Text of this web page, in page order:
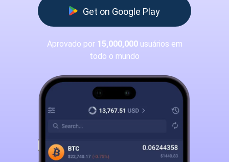
Get on Google Play
Aprovado por 15,000,000usuários em
todo o mundo